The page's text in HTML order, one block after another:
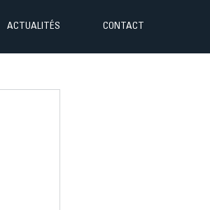
ACTUALITÉS CONTACT